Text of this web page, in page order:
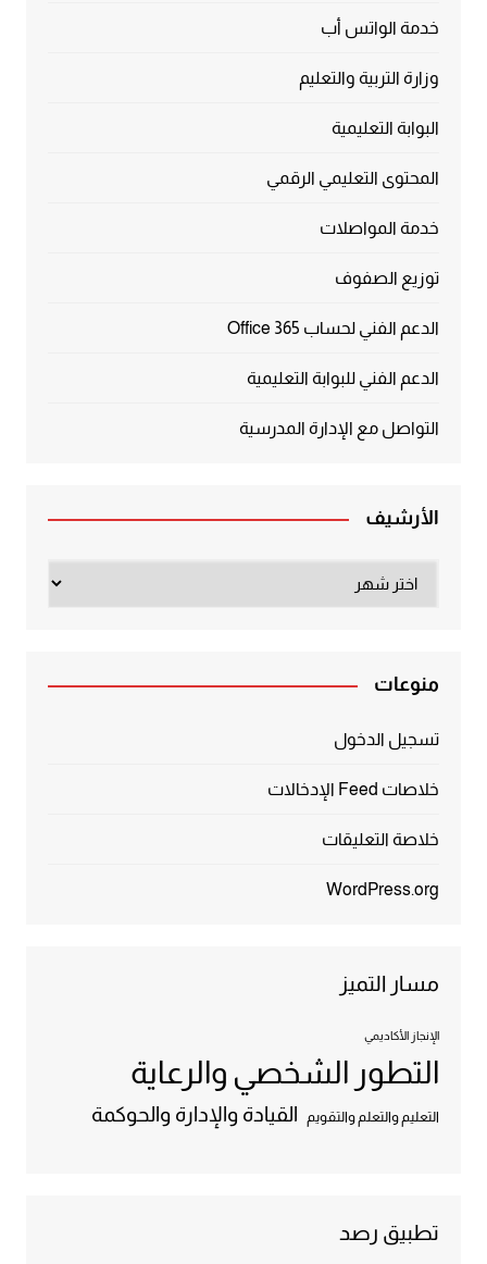
خدمة الواتس أب
وزارة التربية والتعليم
البوابة التعليمية
المحتوى التعليمي الرقمي
خدمة المواصلات
توزيع الصفوف
الدعم الفني لحساب Office 365
الدعم الفني للبوابة التعليمية
التواصل مع الإدارة المدرسية
الأرشيف
منوعات
تسجيل الدخول
خلاصات Feed الإدخالات
خلاصة التعليقات
WordPress.org
مسار التميز
الإنجاز الأكاديمي
التطور الشخصي والرعاية
التعليم والتعلم والتقويم القيادة والإدارة والحوكمة
تطبيق رصد